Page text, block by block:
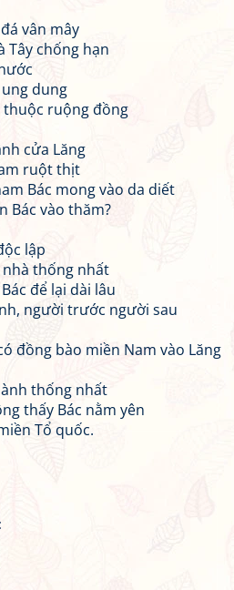
vân mây
Tây chống hạn
dung
ruộng đồng
cửa Lăng
ruột thịt
Bác mong vào da diết
Bác vào thăm?
lập
thống nhất
để lại dài lâu
người trước người sau
đồng bào miền Nam vào Lăng
thống nhất
thấy Bác nằm yên
Tổ quốc.